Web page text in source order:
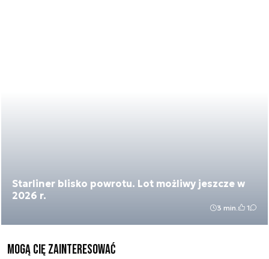
Starliner blisko powrotu. Lot możliwy jeszcze w
2026 r.
3 min. 1
Mogą Cię zainteresować